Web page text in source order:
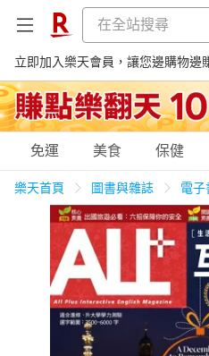
立即加入樂天會員，讓您邊購物邊
購物網分類
天天免運 美食蛋糕
居家生活
免運 美食 保健
樂天首頁 圖書與雜誌 電子